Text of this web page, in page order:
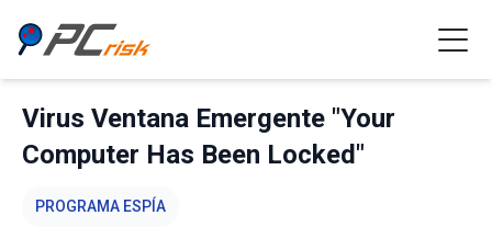
Virus Ventana Emergente "Your
Computer Has Been Locked"
PROGRAMA ESPÍA